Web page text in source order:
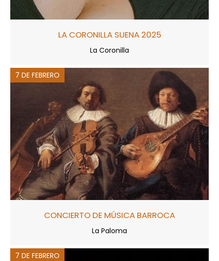
LA CORONILLA SUENA 2025
La Coronilla
7 DE FEBRERO
CONCIERTO DE MÚSICA BARROCA
La Paloma
7 DE FEBRERO